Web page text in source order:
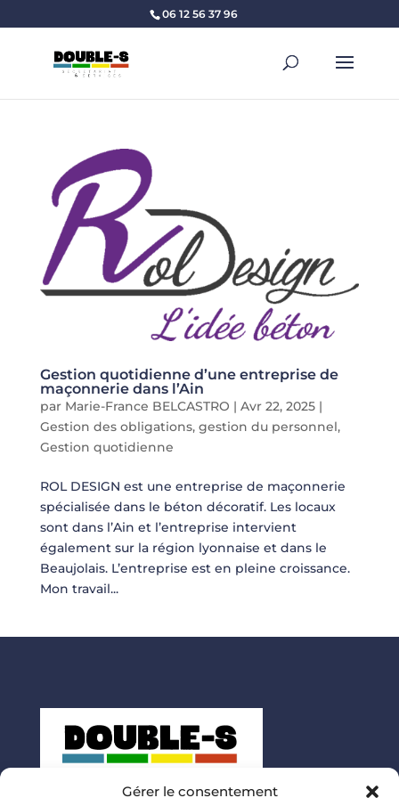
Gérer le consentement
06 12 56 37 96
Gestion quotidienne d’une entreprise de
maçonnerie dans l’Ain
par Marie-France BELCASTRO | Avr 22, 2025|
Gestion des obligations, gestion du personnel,
Gestion quotidienne
ROL DESIGN est une entreprise de maçonnerie
spécialisée dans le béton décoratif. Les locaux
sont dans l’Ain et l’entreprise intervient
également sur la région lyonnaise et dans le
Beaujolais. L’entreprise est en pleine croissance.
Mon travail...